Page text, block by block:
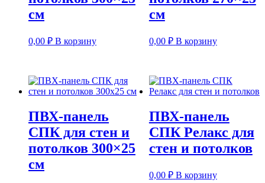
см
0,00 ₽ В корзину
см
0,00 ₽ В корзину
ПВХ-панель
СПК для стен и
потолков 300×25
см
ПВХ-панель
СПК Релакс для
стен и потолков
0,00 ₽ В корзину